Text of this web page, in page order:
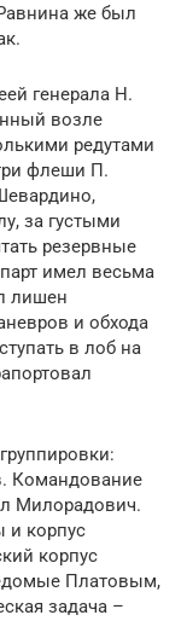
же был
генерала Н.
возле
редутами
флеши П.
за густыми
резервные
имел весьма
лишен
и обхода
в лоб на
Командование
Милорадович.
и корпус
корпус
Платовым,
задача –